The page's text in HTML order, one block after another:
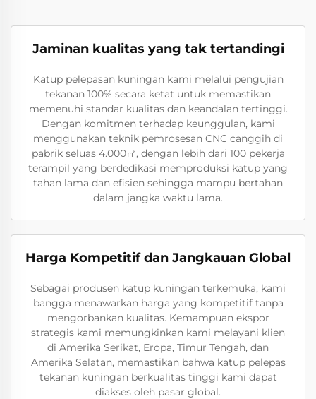
Jaminan kualitas yang tak tertandingi
Katup pelepasan kuningan kami melalui pengujian
tekanan 100% secara ketat untuk memastikan
memenuhi standar kualitas dan keandalan tertinggi.
Dengan komitmen terhadap keunggulan, kami
menggunakan teknik pemrosesan CNC canggih di
pabrik seluas 4.000㎡, dengan lebih dari 100 pekerja
terampil yang berdedikasi memproduksi katup yang
tahan lama dan efisien sehingga mampu bertahan
dalam jangka waktu lama.
Harga Kompetitif dan Jangkauan Global
Sebagai produsen katup kuningan terkemuka, kami
bangga menawarkan harga yang kompetitif tanpa
mengorbankan kualitas. Kemampuan ekspor
strategis kami memungkinkan kami melayani klien
di Amerika Serikat, Eropa, Timur Tengah, dan
Amerika Selatan, memastikan bahwa katup pelepas
tekanan kuningan berkualitas tinggi kami dapat
diakses oleh pasar global.